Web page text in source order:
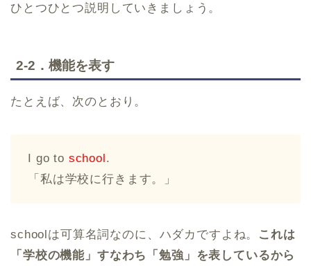
ひとつひとつ説明していきましょう。
2-2．機能を表す
たとえば、次のとおり。
I go to school.
「私は学校に行きます。」
schoolは可算名詞なのに、ハダカですよね。 これは
「学校の機能」すなわち「勉強」を表しているから